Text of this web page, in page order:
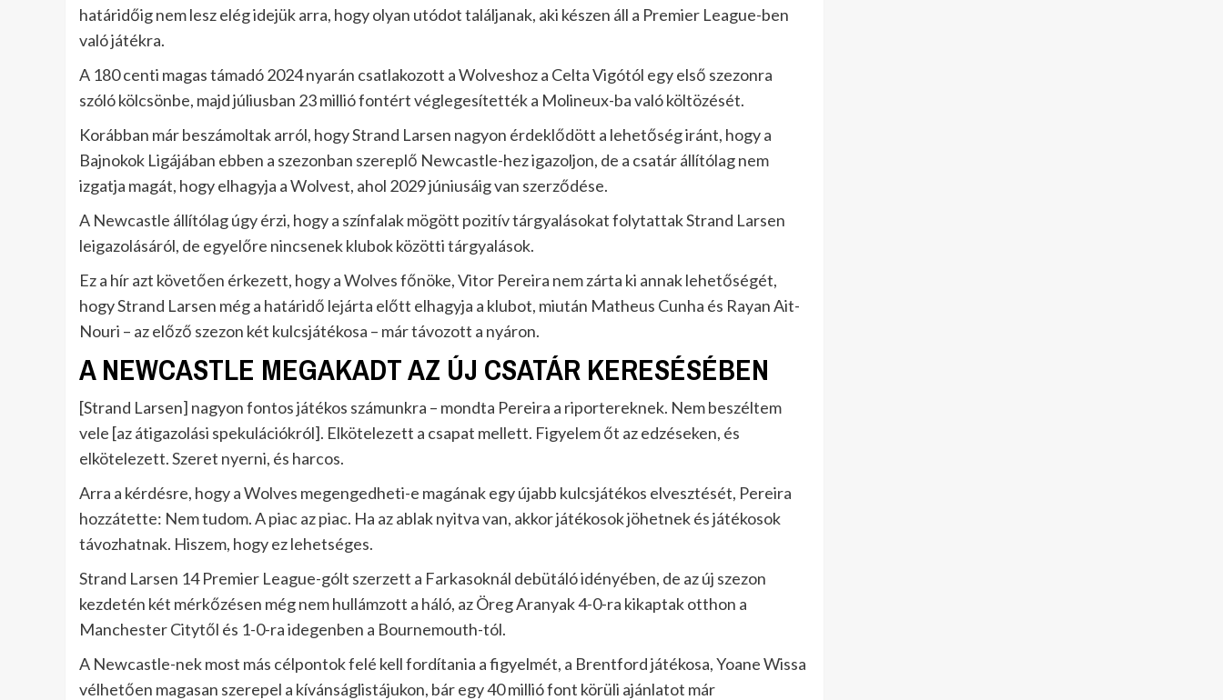
határidőig nem lesz elég idejük arra, hogy olyan utódot találjanak, aki készen áll a Premier League-ben
való játékra.
A 180 centi magas támadó 2024 nyarán csatlakozott a Wolveshoz a Celta Vigótól egy első szezonra
szóló kölcsönbe, majd júliusban 23 millió fontért véglegesítették a Molineux-ba való költözését.
Korábban már beszámoltak arról, hogy Strand Larsen nagyon érdeklődött a lehetőség iránt, hogy a
Bajnokok Ligájában ebben a szezonban szereplő Newcastle-hez igazoljon, de a csatár állítólag nem
izgatja magát, hogy elhagyja a Wolvest, ahol 2029 júniusáig van szerződése.
A Newcastle állítólag úgy érzi, hogy a színfalak mögött pozitív tárgyalásokat folytattak Strand Larsen
leigazolásáról, de egyelőre nincsenek klubok közötti tárgyalások.
Ez a hír azt követően érkezett, hogy a Wolves főnöke, Vitor Pereira nem zárta ki annak lehetőségét,
hogy Strand Larsen még a határidő lejárta előtt elhagyja a klubot, miután Matheus Cunha és Rayan Ait-
Nouri – az előző szezon két kulcsjátékosa – már távozott a nyáron.
A NEWCASTLE MEGAKADT AZ ÚJ CSATÁR KERESÉSÉBEN
[Strand Larsen] nagyon fontos játékos számunkra – mondta Pereira a riportereknek. Nem beszéltem
vele [az átigazolási spekulációkról]. Elkötelezett a csapat mellett. Figyelem őt az edzéseken, és
elkötelezett. Szeret nyerni, és harcos.
Arra a kérdésre, hogy a Wolves megengedheti-e magának egy újabb kulcsjátékos elvesztését, Pereira
hozzátette: Nem tudom. A piac az piac. Ha az ablak nyitva van, akkor játékosok jöhetnek és játékosok
távozhatnak. Hiszem, hogy ez lehetséges.
Strand Larsen 14 Premier League-gólt szerzett a Farkasoknál debütáló idényében, de az új szezon
kezdetén két mérkőzésen még nem hullámzott a háló, az Öreg Aranyak 4-0-ra kikaptak otthon a
Manchester Citytől és 1-0-ra idegenben a Bournemouth-tól.
A Newcastle-nek most más célpontok felé kell fordítania a figyelmét, a Brentford játékosa, Yoane Wissa
vélhetően magasan szerepel a kívánságlistájukon, bár egy 40 millió font körüli ajánlatot már